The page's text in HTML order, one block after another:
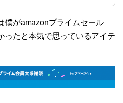
僕がamazonプライムセール
ったと本気で思っているアイテ